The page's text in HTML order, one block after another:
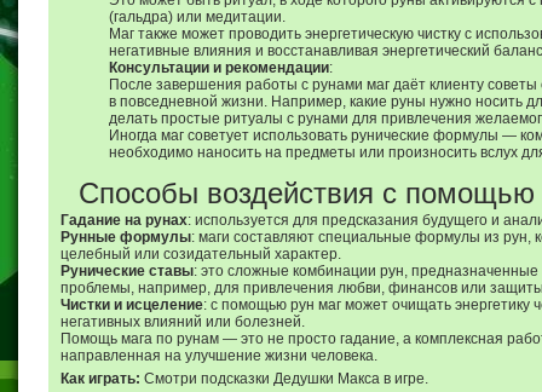
(гальдра) или медитации.
Маг также может проводить энергетическую чистку с
негативные влияния и восстанавливая энергетический
Консультации и рекомендации:
После завершения работы с рунами маг даёт клиенту советы
в повседневной жизни. Например, какие руны нужно носить
делать простые ритуалы с рунами для привлечения
Иногда маг советует использовать рунические формулы —
необходимо наносить на предметы или произносить вслух
Способы воздействия с помощью
Гадание на рунах: используется для предсказания будущего и
Рунные формулы: маги составляют специальные формулы из рун,
целебный или созидательный характер.
Рунические ставы: это сложные комбинации рун,
проблемы, например, для привлечения любви, финансов или
Чистки и исцеление: с помощью рун маг может очищать энергетику
негативных влияний или болезней.
Помощь мага по рунам — это не просто гадание, а комплексная
направленная на улучшение жизни человека.
Как играть: Смотри подсказки Дедушки Макса в игре.